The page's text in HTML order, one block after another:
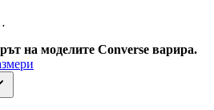
на моделите Converse варира.